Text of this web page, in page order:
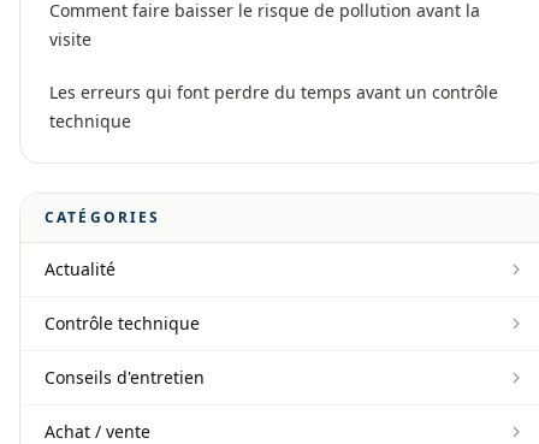
Comment faire baisser le risque de pollution avant la
visite
Les erreurs qui font perdre du temps avant un contrôle
technique
CATÉGORIES
Actualité
Contrôle technique
Conseils d'entretien
Achat / vente